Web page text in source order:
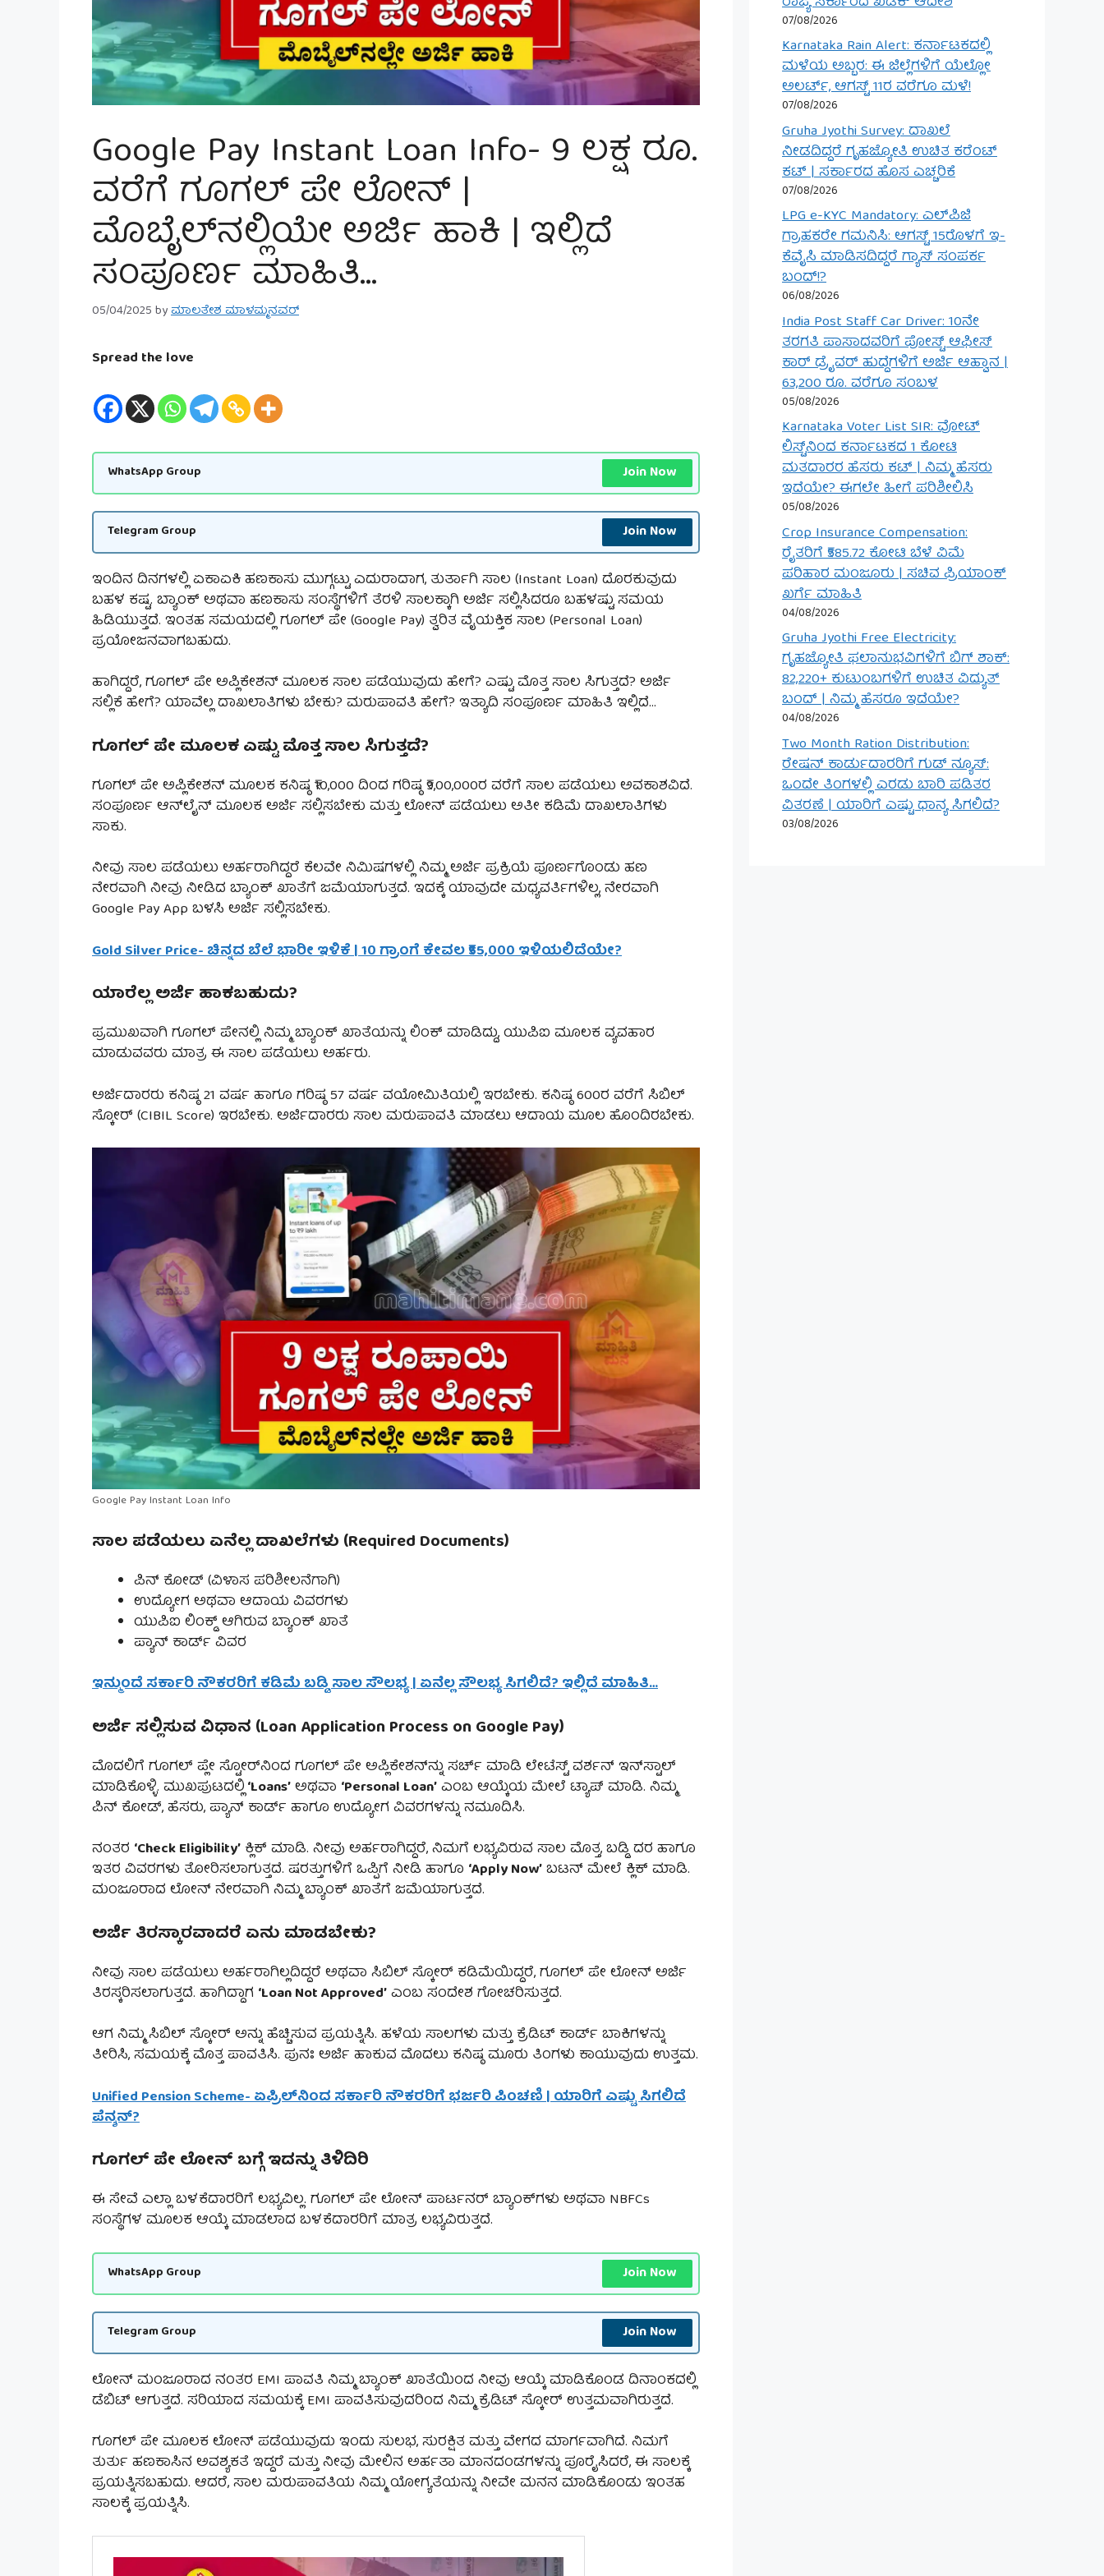
Google Pay Instant Loan Info- 9 ಲಕ್ಷ ರೂ.
ವರೆಗೆ ಗೂಗಲ್ ಪೇ ಲೋನ್ |
ಮೊಬೈಲ್‌ನಲ್ಲಿಯೇ ಅರ್ಜಿ ಹಾಕಿ | ಇಲ್ಲಿದೆ
ಸಂಪೂರ್ಣ ಮಾಹಿತಿ…
05/04/2025byಮಾಲತೇಶ ಮಾಳಮ್ಮನವರ್
Spread the love
WhatsApp Group Join Now
Telegram Group Join Now
ಇಂದಿನ ದಿನಗಳಲ್ಲಿ ಏಕಾಏಕಿ ಹಣಕಾಸು ಮುಗ್ಗಟ್ಟು ಎದುರಾದಾಗ, ತುರ್ತಾಗಿ ಸಾಲ (Instant Loan) ದೊರಕುವುದು
ಬಹಳ ಕಷ್ಟ. ಬ್ಯಾಂಕ್ ಅಥವಾ ಹಣಕಾಸು ಸಂಸ್ಥೆಗಳಿಗೆ ತೆರಳಿ ಸಾಲಕ್ಕಾಗಿ ಅರ್ಜಿ ಸಲ್ಲಿಸಿದರೂ ಬಹಳಷ್ಟು ಸಮಯ
ಹಿಡಿಯುತ್ತದೆ. ಇಂತಹ ಸಮಯದಲ್ಲಿ ಗೂಗಲ್ ಪೇ (Google Pay) ತ್ವರಿತ ವೈಯಕ್ತಿಕ ಸಾಲ (Personal Loan)
ಪ್ರಯೋಜನವಾಗಬಹುದು.
ಹಾಗಿದ್ದರೆ, ಗೂಗಲ್ ಪೇ ಅಪ್ಲಿಕೇಶನ್ ಮೂಲಕ ಸಾಲ ಪಡೆಯುವುದು ಹೇಗೆ? ಎಷ್ಟು ಮೊತ್ತ ಸಾಲ ಸಿಗುತ್ತದೆ? ಅರ್ಜಿ
ಸಲ್ಲಿಕೆ ಹೇಗೆ? ಯಾವೆಲ್ಲ ದಾಖಲಾತಿಗಳು ಬೇಕು? ಮರುಪಾವತಿ ಹೇಗೆ? ಇತ್ಯಾದಿ ಸಂಪೂರ್ಣ ಮಾಹಿತಿ ಇಲ್ಲಿದೆ…
ಗೂಗಲ್ ಪೇ ಮೂಲಕ ಎಷ್ಟು ಮೊತ್ತ ಸಾಲ ಸಿಗುತ್ತದೆ?
ಗೂಗಲ್ ಪೇ ಅಪ್ಲಿಕೇಶನ್ ಮೂಲಕ ಕನಿಷ್ಠ ₹10,000 ದಿಂದ ಗರಿಷ್ಠ ₹9,00,000ರ ವರೆಗೆ ಸಾಲ ಪಡೆಯಲು ಅವಕಾಶವಿದೆ.
ಸಂಪೂರ್ಣ ಆನ್‌ಲೈನ್ ಮೂಲಕ ಅರ್ಜಿ ಸಲ್ಲಿಸಬೇಕು ಮತ್ತು ಲೋನ್ ಪಡೆಯಲು ಅತೀ ಕಡಿಮೆ ದಾಖಲಾತಿಗಳು
ಸಾಕು.
ನೀವು ಸಾಲ ಪಡೆಯಲು ಅರ್ಹರಾಗಿದ್ದರೆ ಕೆಲವೇ ನಿಮಿಷಗಳಲ್ಲಿ ನಿಮ್ಮ ಅರ್ಜಿ ಪ್ರಕ್ರಿಯೆ ಪೂರ್ಣಗೊಂಡು ಹಣ
ನೇರವಾಗಿ ನೀವು ನೀಡಿದ ಬ್ಯಾಂಕ್ ಖಾತೆಗೆ ಜಮೆಯಾಗುತ್ತದೆ. ಇದಕ್ಕೆ ಯಾವುದೇ ಮಧ್ಯವರ್ತಿಗಳಿಲ್ಲ, ನೇರವಾಗಿ
Google Pay App ಬಳಸಿ ಅರ್ಜಿ ಸಲ್ಲಿಸಬೇಕು.
Gold Silver Price- ಚಿನ್ನದ ಬೆಲೆ ಭಾರೀ ಇಳಿಕೆ | 10 ಗ್ರಾಂಗೆ ಕೇವಲ ₹55,000 ಇಳಿಯಲಿದೆಯೇ?
ಯಾರೆಲ್ಲ ಅರ್ಜಿ ಹಾಕಬಹುದು?
ಪ್ರಮುಖವಾಗಿ ಗೂಗಲ್ ಪೇನಲ್ಲಿ ನಿಮ್ಮ ಬ್ಯಾಂಕ್ ಖಾತೆಯನ್ನು ಲಿಂಕ್ ಮಾಡಿದ್ದು, ಯುಪಿಐ ಮೂಲಕ ವ್ಯವಹಾರ
ಮಾಡುವವರು ಮಾತ್ರ ಈ ಸಾಲ ಪಡೆಯಲು ಅರ್ಹರು.
ಅರ್ಜಿದಾರರು ಕನಿಷ್ಠ 21 ವರ್ಷ ಹಾಗೂ ಗರಿಷ್ಠ 57 ವರ್ಷ ವಯೋಮಿತಿಯಲ್ಲಿ ಇರಬೇಕು. ಕನಿಷ್ಠ 600ರ ವರೆಗೆ ಸಿಬಿಲ್
ಸ್ಕೋರ್ (CIBIL Score) ಇರಬೇಕು. ಅರ್ಜಿದಾರರು ಸಾಲ ಮರುಪಾವತಿ ಮಾಡಲು ಆದಾಯ ಮೂಲ ಹೊಂದಿರಬೇಕು.
Google Pay Instant Loan Info
ಸಾಲ ಪಡೆಯಲು ಏನೆಲ್ಲ ದಾಖಲೆಗಳು (Required Documents)
ಪಿನ್ ಕೋಡ್ (ವಿಳಾಸ ಪರಿಶೀಲನೆಗಾಗಿ)
ಉದ್ಯೋಗ ಅಥವಾ ಆದಾಯ ವಿವರಗಳು
ಯುಪಿಐ ಲಿಂಕ್ಡ್ ಆಗಿರುವ ಬ್ಯಾಂಕ್ ಖಾತೆ
ಪ್ಯಾನ್ ಕಾರ್ಡ್ ವಿವರ
ಇನ್ಮುಂದೆ ಸರ್ಕಾರಿ ನೌಕರರಿಗೆ ಕಡಿಮೆ ಬಡ್ಡಿ ಸಾಲ ಸೌಲಭ್ಯ | ಏನೆಲ್ಲ ಸೌಲಭ್ಯ ಸಿಗಲಿದೆ? ಇಲ್ಲಿದೆ ಮಾಹಿತಿ…
ಅರ್ಜಿ ಸಲ್ಲಿಸುವ ವಿಧಾನ (Loan Application Process on Google Pay)
ಮೊದಲಿಗೆ ಗೂಗಲ್ ಪ್ಲೇ ಸ್ಟೋರ್‌ನಿಂದ ಗೂಗಲ್ ಪೇ ಅಪ್ಲಿಕೇಶನ್‌ನ್ನು ಸರ್ಚ್ ಮಾಡಿ ಲೇಟೆಸ್ಟ್ ವರ್ಶನ್ ಇನ್‌ಸ್ಟಾಲ್
ಮಾಡಿಕೊಳ್ಳಿ. ಮುಖಪುಟದಲ್ಲಿ‘Loans’ಅಥವಾ ‘Personal Loan’ಎಂಬ ಆಯ್ಕೆಯ ಮೇಲೆ ಟ್ಯಾಪ್ ಮಾಡಿ. ನಿಮ್ಮ
ಪಿನ್ ಕೋಡ್, ಹೆಸರು, ಪ್ಯಾನ್ ಕಾರ್ಡ್ ಹಾಗೂ ಉದ್ಯೋಗ ವಿವರಗಳನ್ನು ನಮೂದಿಸಿ.
ನಂತರ ‘Check Eligibility’ ಕ್ಲಿಕ್ ಮಾಡಿ. ನೀವು ಅರ್ಹರಾಗಿದ್ದರೆ, ನಿಮಗೆ ಲಭ್ಯವಿರುವ ಸಾಲ ಮೊತ್ತ, ಬಡ್ಡಿ ದರ ಹಾಗೂ
ಇತರ ವಿವರಗಳು ತೋರಿಸಲಾಗುತ್ತದೆ. ಷರತ್ತುಗಳಿಗೆ ಒಪ್ಪಿಗೆ ನೀಡಿ ಹಾಗೂ ‘Apply Now’ಬಟನ್ ಮೇಲೆ ಕ್ಲಿಕ್ ಮಾಡಿ.
ಮಂಜೂರಾದ ಲೋನ್ ನೇರವಾಗಿ ನಿಮ್ಮ ಬ್ಯಾಂಕ್ ಖಾತೆಗೆ ಜಮೆಯಾಗುತ್ತದೆ.
ಅರ್ಜಿ ತಿರಸ್ಕಾರವಾದರೆ ಏನು ಮಾಡಬೇಕು?
ನೀವು ಸಾಲ ಪಡೆಯಲು ಅರ್ಹರಾಗಿಲ್ಲದಿದ್ದರೆ ಅಥವಾ ಸಿಬಿಲ್ ಸ್ಕೋರ್ ಕಡಿಮೆಯಿದ್ದರೆ, ಗೂಗಲ್ ಪೇ ಲೋನ್ ಅರ್ಜಿ
ತಿರಸ್ಕರಿಸಲಾಗುತ್ತದೆ. ಹಾಗಿದ್ದಾಗ ‘Loan Not Approved’ಎಂಬ ಸಂದೇಶ ಗೋಚರಿಸುತ್ತದೆ.
ಆಗ ನಿಮ್ಮ ಸಿಬಿಲ್ ಸ್ಕೋರ್ ಅನ್ನು ಹೆಚ್ಚಿಸುವ ಪ್ರಯತ್ನಿಸಿ. ಹಳೆಯ ಸಾಲಗಳು ಮತ್ತು ಕ್ರೆಡಿಟ್ ಕಾರ್ಡ್ ಬಾಕಿಗಳನ್ನು
ತೀರಿಸಿ, ಸಮಯಕ್ಕೆ ಮೊತ್ತ ಪಾವತಿಸಿ. ಪುನಃ ಅರ್ಜಿ ಹಾಕುವ ಮೊದಲು ಕನಿಷ್ಠ ಮೂರು ತಿಂಗಳು ಕಾಯುವುದು ಉತ್ತಮ.
Unified Pension Scheme- ಏಪ್ರಿಲ್‌ನಿಂದ ಸರ್ಕಾರಿ ನೌಕರರಿಗೆ ಭರ್ಜರಿ ಪಿಂಚಣಿ | ಯಾರಿಗೆ ಎಷ್ಟು ಸಿಗಲಿದೆ
ಪೆನ್ಶನ್‌?
ಗೂಗಲ್ ಪೇ ಲೋನ್ ಬಗ್ಗೆ ಇದನ್ನು ತಿಳಿದಿರಿ
ಈ ಸೇವೆ ಎಲ್ಲಾ ಬಳಕೆದಾರರಿಗೆ ಲಭ್ಯವಿಲ್ಲ. ಗೂಗಲ್ ಪೇ ಲೋನ್ ಪಾರ್ಟನರ್ ಬ್ಯಾಂಕ್‌ಗಳು ಅಥವಾ NBFCs
ಸಂಸ್ಥೆಗಳ ಮೂಲಕ ಆಯ್ಕೆ ಮಾಡಲಾದ ಬಳಕೆದಾರರಿಗೆ ಮಾತ್ರ ಲಭ್ಯವಿರುತ್ತದೆ.
WhatsApp Group Join Now
Telegram Group Join Now
ಲೋನ್ ಮಂಜೂರಾದ ನಂತರ EMI ಪಾವತಿ ನಿಮ್ಮ ಬ್ಯಾಂಕ್ ಖಾತೆಯಿಂದ ನೀವು ಆಯ್ಕೆ ಮಾಡಿಕೊಂಡ ದಿನಾಂಕದಲ್ಲಿ
ಡೆಬಿಟ್ ಆಗುತ್ತದೆ. ಸರಿಯಾದ ಸಮಯಕ್ಕೆ EMI ಪಾವತಿಸುವುದರಿಂದ ನಿಮ್ಮ ಕ್ರೆಡಿಟ್ ಸ್ಕೋರ್ ಉತ್ತಮವಾಗಿರುತ್ತದೆ.
ಗೂಗಲ್ ಪೇ ಮೂಲಕ ಲೋನ್ ಪಡೆಯುವುದು ಇಂದು ಸುಲಭ, ಸುರಕ್ಷಿತ ಮತ್ತು ವೇಗದ ಮಾರ್ಗವಾಗಿದೆ. ನಿಮಗೆ
ತುರ್ತು ಹಣಕಾಸಿನ ಅವಶ್ಯಕತೆ ಇದ್ದರೆ ಮತ್ತು ನೀವು ಮೇಲಿನ ಅರ್ಹತಾ ಮಾನದಂಡಗಳನ್ನು ಪೂರೈಸಿದರೆ, ಈ ಸಾಲಕ್ಕೆ
ಪ್ರಯತ್ನಿಸಬಹುದು. ಆದರೆ, ಸಾಲ ಮರುಪಾವತಿಯ ನಿಮ್ಮ ಯೋಗ್ಯತೆಯನ್ನು ನೀವೇ ಮನನ ಮಾಡಿಕೊಂಡು ಇಂತಹ
ಸಾಲಕ್ಕೆ ಪ್ರಯತ್ನಿಸಿ.
07/08/2026
Karnataka Rain Alert: ಕರ್ನಾಟಕದಲ್ಲಿ
ಮಳೆಯ ಅಬ್ಬರ: ಈ ಜಿಲ್ಲೆಗಳಿಗೆ ಯೆಲ್ಲೋ
ಅಲರ್ಟ್, ಆಗಸ್ಟ್ 11ರ ವರೆಗೂ ಮಳೆ!
07/08/2026
Gruha Jyothi Survey: ದಾಖಲೆ
ನೀಡದಿದ್ದರೆ ಗೃಹಜ್ಯೋತಿ ಉಚಿತ ಕರೆಂಟ್
ಕಟ್ | ಸರ್ಕಾರದ ಹೊಸ ಎಚ್ಚರಿಕೆ
07/08/2026
LPG e-KYC Mandatory: ಎಲ್‌ಪಿಜಿ
ಗ್ರಾಹಕರೇ ಗಮನಿಸಿ: ಆಗಸ್ಟ್ 15ರೊಳಗೆ ಇ-
ಕೆವೈಸಿ ಮಾಡಿಸದಿದ್ದರೆ ಗ್ಯಾಸ್ ಸಂಪರ್ಕ
ಬಂದ್!?
06/08/2026
India Post Staff Car Driver: 10ನೇ
ತರಗತಿ ಪಾಸಾದವರಿಗೆ ಪೋಸ್ಟ್ ಆಫೀಸ್
ಕಾರ್ ಡ್ರೈವರ್ ಹುದ್ದೆಗಳಿಗೆ ಅರ್ಜಿ ಆಹ್ವಾನ |
63,200 ರೂ. ವರೆಗೂ ಸಂಬಳ
05/08/2026
Karnataka Voter List SIR: ವೋಟ್
ಲಿಸ್ಟ್‌ನಿಂದ ಕರ್ನಾಟಕದ 1 ಕೋಟಿ
ಮತದಾರರ ಹೆಸರು ಕಟ್ | ನಿಮ್ಮ ಹೆಸರು
ಇದೆಯೇ? ಈಗಲೇ ಹೀಗೆ ಪರಿಶೀಲಿಸಿ
05/08/2026
Crop Insurance Compensation:
ರೈತರಿಗೆ ₹585.72 ಕೋಟಿ ಬೆಳೆ ವಿಮೆ
ಪರಿಹಾರ ಮಂಜೂರು | ಸಚಿವ ಪ್ರಿಯಾಂಕ್
ಖರ್ಗೆ ಮಾಹಿತಿ
04/08/2026
Gruha Jyothi Free Electricity:
ಗೃಹಜ್ಯೋತಿ ಫಲಾನುಭವಿಗಳಿಗೆ ಬಿಗ್ ಶಾಕ್:
82,220+ ಕುಟುಂಬಗಳಿಗೆ ಉಚಿತ ವಿದ್ಯುತ್
ಬಂದ್ | ನಿಮ್ಮ ಹೆಸರೂ ಇದೆಯೇ?
04/08/2026
Two Month Ration Distribution:
ರೇಷನ್ ಕಾರ್ಡುದಾರರಿಗೆ ಗುಡ್ ನ್ಯೂಸ್:
ಒಂದೇ ತಿಂಗಳಲ್ಲಿ ಎರಡು ಬಾರಿ ಪಡಿತರ
ವಿತರಣೆ | ಯಾರಿಗೆ ಎಷ್ಟು ಧಾನ್ಯ ಸಿಗಲಿದೆ?
03/08/2026